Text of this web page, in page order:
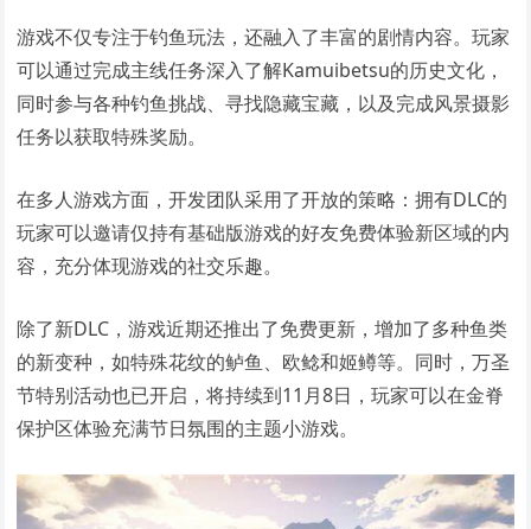
游戏不仅专注于钓鱼玩法，还融入了丰富的剧情内容。玩家
可以通过完成主线任务深入了解Kamuibetsu的历史文化，
同时参与各种钓鱼挑战、寻找隐藏宝藏，以及完成风景摄影
任务以获取特殊奖励。
在多人游戏方面，开发团队采用了开放的策略：拥有DLC的
玩家可以邀请仅持有基础版游戏的好友免费体验新区域的内
容，充分体现游戏的社交乐趣。
除了新DLC，游戏近期还推出了免费更新，增加了多种鱼类
的新变种，如特殊花纹的鲈鱼、欧鲶和姬鳟等。同时，万圣
节特别活动也已开启，将持续到11月8日，玩家可以在金脊
保护区体验充满节日氛围的主题小游戏。